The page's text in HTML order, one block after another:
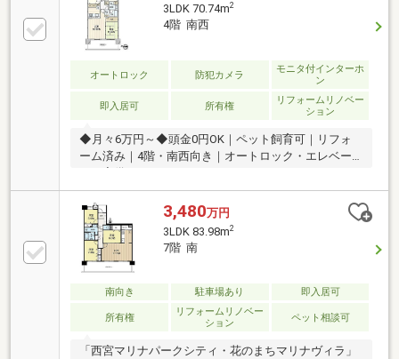
3LDK 70.74m2
4階 南西
オートロック 防犯カメラ
モニタ付インターホ
ン
即入居可 所有権
リフォームリノベー
ション
◆月々6万円～◆頭金0円OK｜ペット飼育可｜リフォ
ーム済み｜4階・南西向き｜オートロック・エレベー
3,480万円
3LDK 83.98m2
7階 南
南向き 駐車場あり 即入居可
所有権
リフォームリノベー
ション
ペット相談可
「西宮マリナパークシティ・花のまちマリナヴィラ」